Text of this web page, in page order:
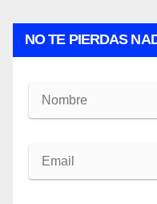
NO TE PIERDAS